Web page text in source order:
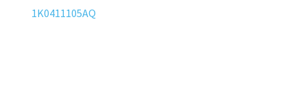
1K0411105AQ